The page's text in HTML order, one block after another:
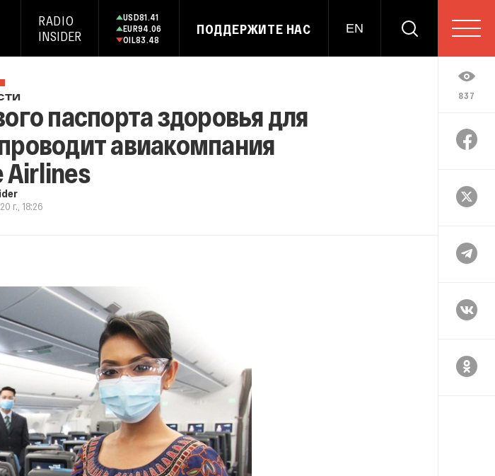
RADIO
INSIDER
USD81.41
EUR94.06
OIL83.48
ПОДДЕРЖИТЕ НАС EN
837
паспорта здоровья для
авиакомпания
Airlines
г., 18:26